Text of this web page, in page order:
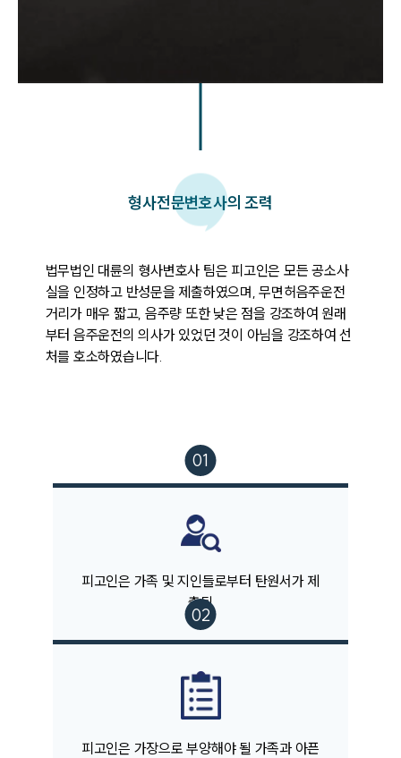
팀소개
대륜의 강점
오시는 길
글로벌 파트너 로펌
고객의 소리
통합검색
AI대륜
주요 업무사례
사례분석/최신동향
법률정보
법률지식인
고객후기
업무분야
음주교통사고대응부 업무
전체
구성원 소개
음주운전·교통사고전문변호사추천
형사전문변호사의 조력
법무법인 대륜의 형사변호사 팀은 피고인은 모든 공소사
실을 인정하고 반성문을 제출하였으며, 무면허음주운전
거리가 매우 짧고, 음주량 또한 낮은 점을 강조하여 원래
부터 음주운전의 의사가 있었던 것이 아님을 강조하여 선
처를 호소하였습니다.
피고인은 가족 및 지인들로부터 탄원서가 제
출됨
피고인은 가장으로 부양해야 될 가족과 아픈